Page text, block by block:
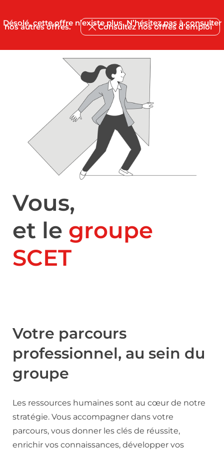
Vous,
et le groupe
SCET
Votre parcours
professionnel, au sein du
groupe
Les ressources humaines sont au cœur de notre
stratégie. Vous accompagner dans votre
parcours, vous donner les clés de réussite,
enrichir vos connaissances, développer vos
Désolé, cette offre n’existe plus. N’hésitez pas à consulter
nos autres offres. Consultez nos offres d’emploi